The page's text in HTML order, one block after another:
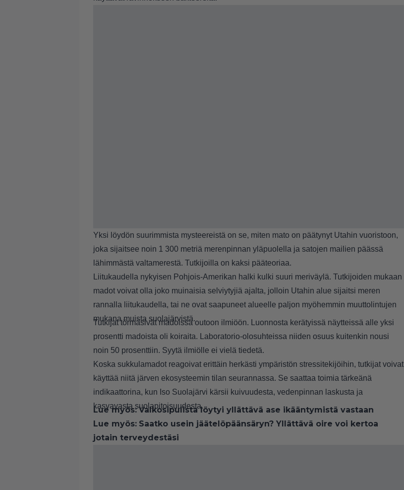
Yksi löydön suurimmista mysteereistä on se, miten mato on päätynyt Utahin vuoristoon,
joka sijaitsee noin 1 300 metriä merenpinnan yläpuolella ja satojen mailien päässä
lähimmästä valtamerestä. Tutkijoilla on kaksi pääteoriaa.
Liitukaudella nykyisen Pohjois-Amerikan halki kulki suuri meriväylä. Tutkijoiden mukaan
madot voivat olla joko muinaisia selviytyjiä ajalta, jolloin Utahin alue sijaitsi meren
rannalla liitukaudella, tai ne ovat saapuneet alueelle paljon myöhemmin muuttolintujen
mukana muista suolajärvistä.
Tutkijat törmäsivät madoissa outoon ilmiöön. Luonnosta kerätyissä näytteissä alle yksi
prosentti madoista oli koiraita. Laboratorio-olosuhteissa niiden osuus kuitenkin nousi
noin 50 prosenttiin. Syytä ilmiölle ei vielä tiedetä.
Koska sukkulamadot reagoivat erittäin herkästi ympäristön stressitekijöihin, tutkijat voivat
käyttää niitä järven ekosysteemin tilan seurannassa. Se saattaa toimia tärkeänä
indikaattorina, kun Iso Suolajärvi kärsii kuivuudesta, vedenpinnan laskusta ja
kasvavasta suolapitoisuudesta.
Lue myös: Valkosipulista löytyi yllättävä ase ikääntymistä vastaan
Lue myös: Saatko usein jäätelöpäänsäryn? Yllättävä oire voi kertoa
jotain terveydestäsi